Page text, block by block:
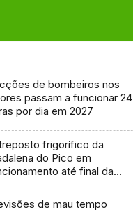
de bombeiros nos
passam a funcionar 24
por dia em 2027
frigorífico da
do Pico em
até final da
de mau tempo